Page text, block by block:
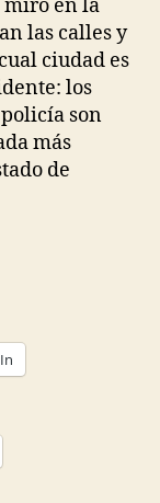
miro en la
las calles y
ciudad es
los
son
más
de